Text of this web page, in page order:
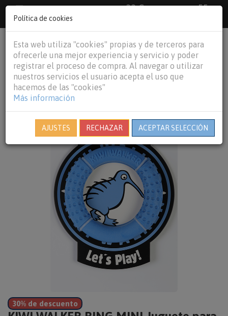
33 €
55
€Baleares y
person shopping_cart
30% de descuento
Política de cookies
Esta web utiliza "cookies" propias y de terceros para
ofrecerle una mejor experiencia y servicio y poder
registrar el proceso de compra. Al navegar o utilizar
nuestros servicios el usuario acepta el uso que
hacemos de las "cookies"
Más información
AJUSTES RECHAZAR ACEPTAR SELECCIÓN